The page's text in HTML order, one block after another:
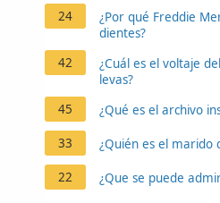
24
¿Por qué Freddie
dientes?
42
¿Cuál es el voltaje
levas?
45
¿Qué es el archivo
33 ¿Quién es el marido
22 ¿Que se puede